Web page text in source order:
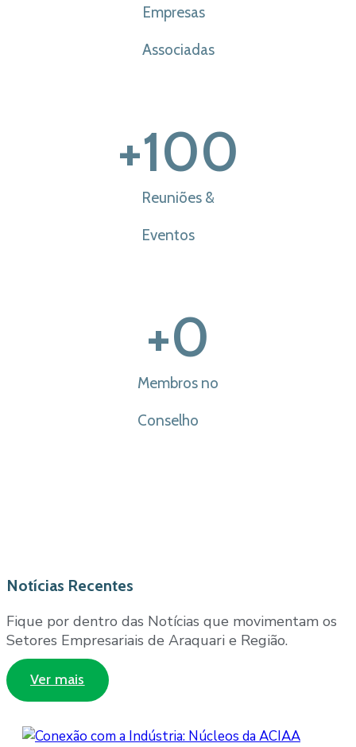
Empresas
Associadas
Reuniões &
Eventos
+100
Membros no
Conselho
+0
Notícias Recentes
Fique por dentro das Notícias que movimentam os
Setores Empresariais de Araquari e Região.
Ver mais